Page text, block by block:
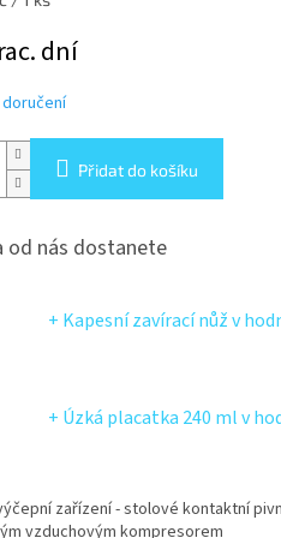
dní
Přidat do košíku
od nás dostanete
+ Kapesní zavírací nůžv
+ Úzká placatka 240 mlv
zařízení - stolové kontaktní
vzduchovým kompresorem